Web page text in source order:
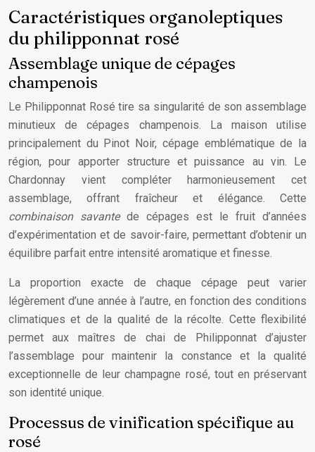
Caractéristiques organoleptiques
du philipponnat rosé
Assemblage unique de cépages
champenois
Le Philipponnat Rosé tire sa singularité de son assemblage
minutieux de cépages champenois. La maison utilise
principalement du Pinot Noir, cépage emblématique de la
région, pour apporter structure et puissance au vin. Le
Chardonnay vient compléter harmonieusement cet
assemblage, offrant fraîcheur et élégance. Cette
combinaison savante de cépages est le fruit d’années
d’expérimentation et de savoir-faire, permettant d’obtenir un
équilibre parfait entre intensité aromatique et finesse.
La proportion exacte de chaque cépage peut varier
légèrement d’une année à l’autre, en fonction des conditions
climatiques et de la qualité de la récolte. Cette flexibilité
permet aux maîtres de chai de Philipponnat d’ajuster
l’assemblage pour maintenir la constance et la qualité
exceptionnelle de leur champagne rosé, tout en préservant
son identité unique.
Processus de vinification spécifique au
rosé